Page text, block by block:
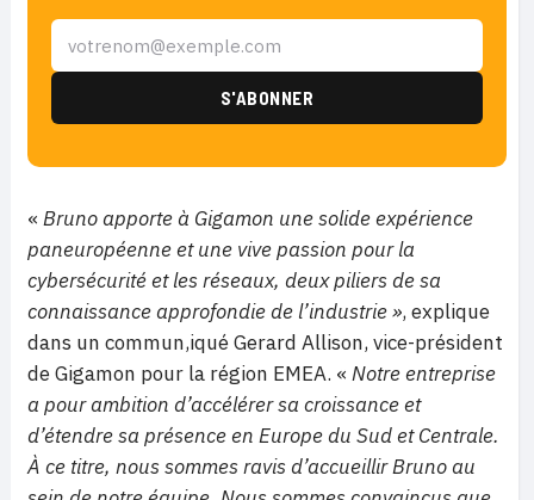
« Bruno apporte à Gigamon une solide expérience
paneuropéenne et une vive passion pour la
cybersécurité et les réseaux, deux piliers de sa
connaissance approfondie de l’industrie », explique
dans un commun,iqué Gerard Allison, vice-président
de Gigamon pour la région EMEA. « Notre entreprise
a pour ambition d’accélérer sa croissance et
d’étendre sa présence en Europe du Sud et Centrale.
À ce titre, nous sommes ravis d’accueillir Bruno au